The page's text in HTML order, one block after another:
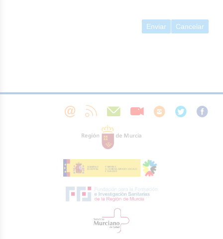
Enviar Cancelar